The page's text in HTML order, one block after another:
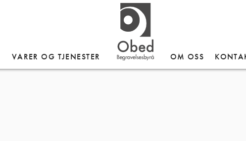
VARER OG TJENESTER OM OSS